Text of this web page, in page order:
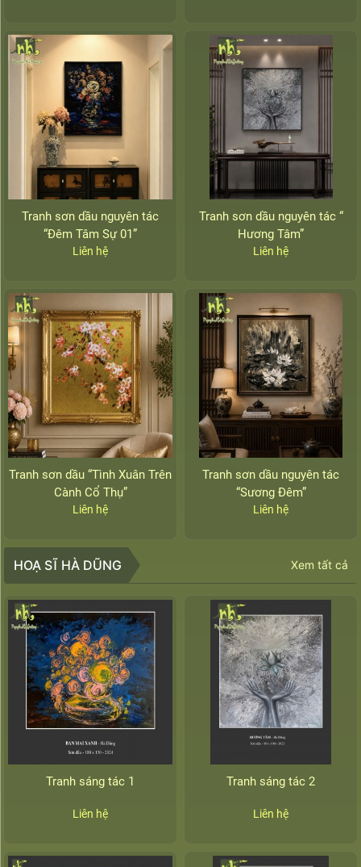
Tranh sơn dầu nguyên tác
“Đêm Tâm Sự 01”
Liên hệ
Tranh sơn dầu nguyên tác “
Hương Tâm”
Liên hệ
Tranh sơn dầu “Tình Xuân Trên
Cành Cổ Thụ”
Liên hệ
Tranh sơn dầu nguyên tác
“Sương Đêm”
Liên hệ
HOẠ SĨ HÀ DŨNG Xem tất cả
Tranh sáng tác 1
Liên hệ
Tranh sáng tác 2
Liên hệ